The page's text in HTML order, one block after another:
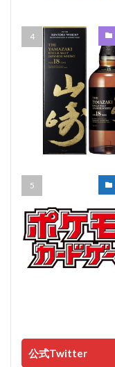
公式Twitter